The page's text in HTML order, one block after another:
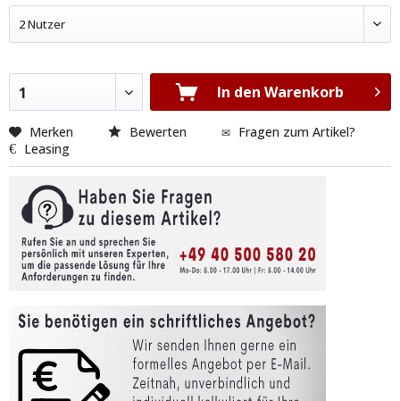
2 Nutzer
1 In den Warenkorb
Merken Bewerten
Fragen zum Artikel?
Leasing